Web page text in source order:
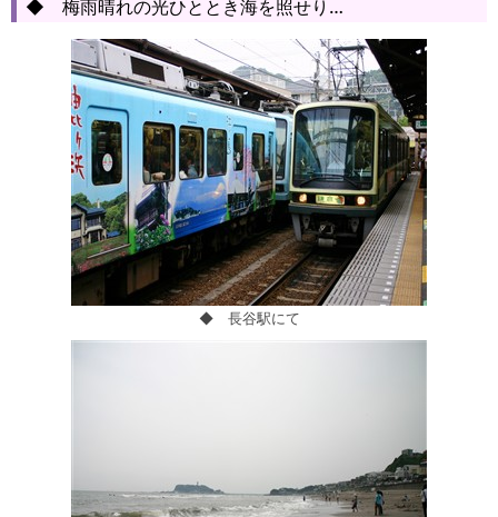
◆ 梅雨晴れの光ひととき海を照せり…
◆ 長谷駅にて